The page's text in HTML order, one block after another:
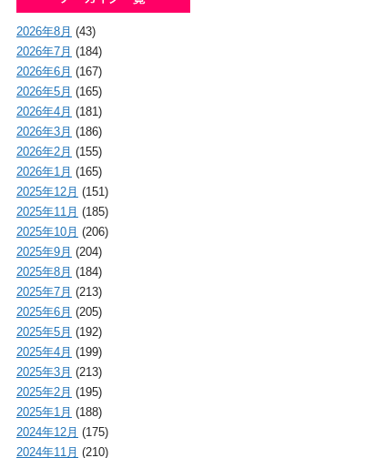
2026年8月 (43)
2026年7月 (184)
2026年6月 (167)
2026年5月 (165)
2026年4月 (181)
2026年3月 (186)
2026年2月 (155)
2026年1月 (165)
2025年12月 (151)
2025年11月 (185)
2025年10月 (206)
2025年9月 (204)
2025年8月 (184)
2025年7月 (213)
2025年6月 (205)
2025年5月 (192)
2025年4月 (199)
2025年3月 (213)
2025年2月 (195)
2025年1月 (188)
2024年12月 (175)
2024年11月 (210)